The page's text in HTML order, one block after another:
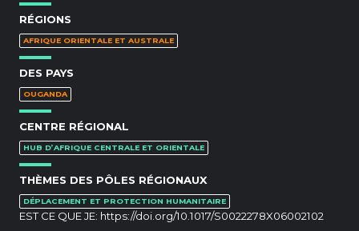
RÉGIONS
AFRIQUE ORIENTALE ET AUSTRALE
DES PAYS
OUGANDA
CENTRE RÉGIONAL
HUB D’AFRIQUE CENTRALE ET ORIENTALE
THÈMES DES PÔLES RÉGIONAUX
DÉPLACEMENT ET PROTECTION HUMANITAIRE
EST CE QUE JE: https://doi.org/10.1017/S0022278X06002102